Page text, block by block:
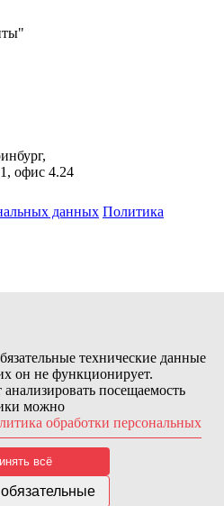
офис 4.24
данных Политика
права защищены
Nice’
с поставками из-за
технические данные
он не функционирует.
посещаемость
можно
обработки персональных
всё